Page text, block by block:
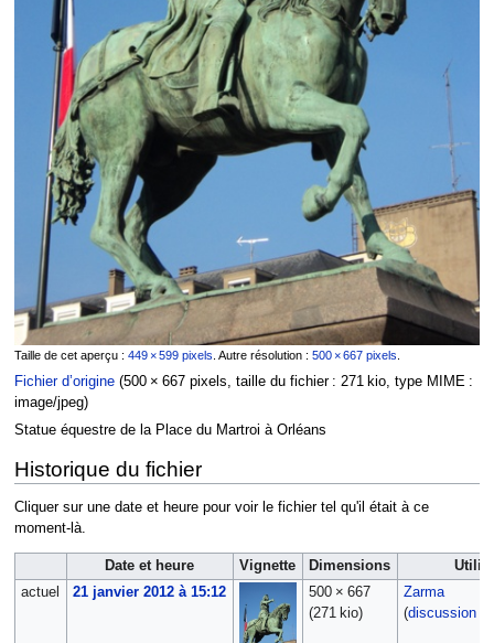
Taille de cet aperçu : 449 × 599 pixels Autre résolution : 500 × 667 pixels
Fichier d’origine‎ (500 × 667 pixels, taille du fichier : 271 kio, type MIME :
image/jpeg)
Statue équestre de la Place du Martroi à Orléans
Historique du fichier
Cliquer sur une date et heure pour voir le fichier tel qu'il était à ce
moment-là.
Date et heure Vignette Dimensions
actuel
21 janvier 2012 à 15:12
500 × 667
(271 kio)
Zarma
(discussion|